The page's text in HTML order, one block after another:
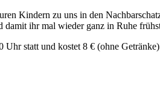
Kindern zu uns in den
ihr mal wieder ganz in Ruhe
statt und kostet 8 € (ohne